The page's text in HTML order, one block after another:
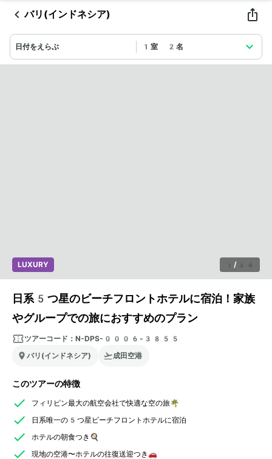
バリ(インドネシア)
日付をえらぶ 1室 2名
1 / 34
LUXURY
日系5つ星のビーチフロントホテルに宿泊！家族
やグループでの旅におすすめのプラン
ツアーコード： N-DPS-0006-3855
バリ(インドネシア)
成田空港
このツアーの特徴
フィリピン最大の航空会社で快適な空の旅🌴
日系唯一の5つ星ビーチフロントホテルに宿泊
ホテルの朝食つき🍳
現地の空港〜ホテルの往復送迎つき🚗